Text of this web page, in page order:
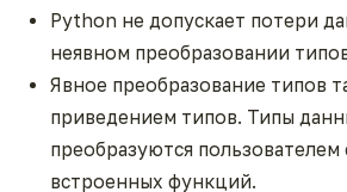
Python не допускает потери
неявном преобразовании
Явное преобразование типов
приведением типов. Типы
преобразуются
встроенных функций.